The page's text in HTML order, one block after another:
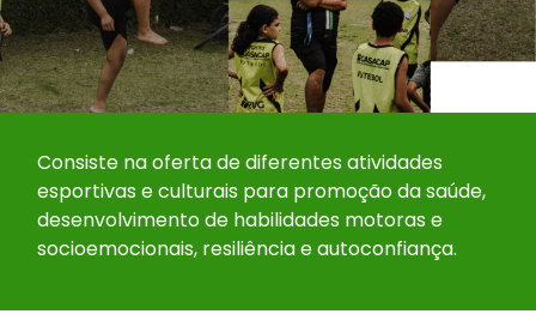
Consiste na oferta de diferentes atividades
esportivas e culturais para promoção da saúde,
desenvolvimento de habilidades motoras e
socioemocionais, resiliência e autoconfiança.